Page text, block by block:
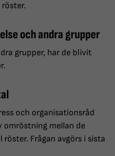
och andra grupper
grupper, har de blivit
och organisationsråd
omröstning mellan de
Frågan avgörs i sista